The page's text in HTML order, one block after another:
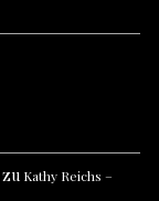
zu Kathy Reichs –